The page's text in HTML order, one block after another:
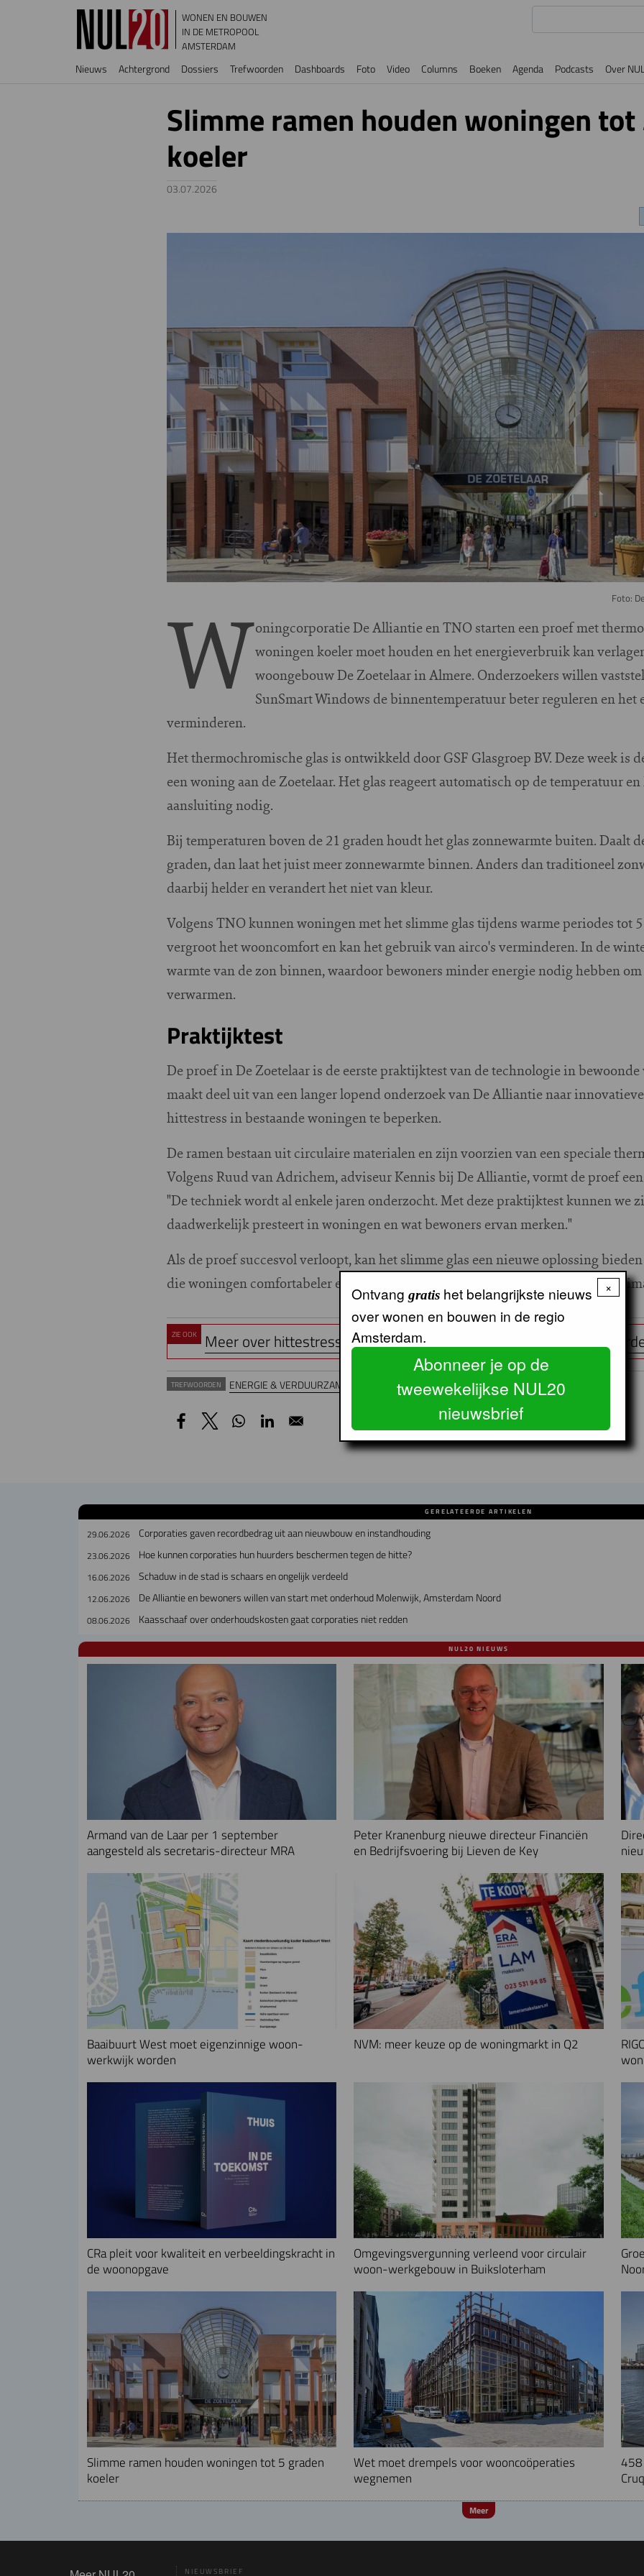
Overslaan en naar de inhoud gaan
WONEN EN BOUWEN
IN DE METROPOOL
AMSTERDAM
Hoofdnavigatie
Nieuws Achtergrond Dossiers Trefwoorden Dashboards Foto Video Columns Boeken Agenda Podcasts Over
Slimme ramen houden woningen
koeler
03.07.2026
Foto:
Woningcorporatie De Alliantie en TNO starten een proef met
woningen koeler moet houden en het energieverbruik kan
woongebouw De Zoetelaar in Almere. Onderzoekers willen
SunSmart Windows de binnentemperatuur beter reguleren en
verminderen.
Het thermochromische glas is ontwikkeld door GSF Glasgroep BV. Deze week is
een woning aan de Zoetelaar. Het glas reageert automatisch op de temperatuur
aansluiting nodig.
Bij temperaturen boven de 21 graden houdt het glas zonnewarmte buiten. Daalt
graden, dan laat het juist meer zonnewarmte binnen. Anders dan traditioneel
daarbij helder en verandert het niet van kleur.
Volgens TNO kunnen woningen met het slimme glas tijdens warme periodes tot
vergroot het wooncomfort en kan het gebruik van airco's verminderen. In de
warmte van de zon binnen, waardoor bewoners minder energie nodig hebben
verwarmen.
Praktijktest
De proef in De Zoetelaar is de eerste praktijktest van de technologie in
maakt deel uit van een langer lopend onderzoek van De Alliantie naar
hittestress in bestaande woningen te beperken.
De ramen bestaan uit circulaire materialen en zijn voorzien van een speciale
Volgens Ruud van Adrichem, adviseur Kennis bij De Alliantie, vormt de proef
"De techniek wordt al enkele jaren onderzocht. Met deze praktijktest kunnen we
daadwerkelijk presteert in woningen en wat bewoners ervan merken."
Als de proef succesvol verloopt, kan het slimme glas een nieuwe oplossing
die woningen comfortabeler en energiezuiniger willen maken in een warmer
ZIE OOK Meer over hittestress: Schaduw in de stad is schaars en ongelijk
TREFWOORDEN ENERGIE & VERDUURZAMING Duurzaamheid Energiebesparing De Alliantie
GERELATEERDE ARTIKELEN
29.06.2026 Corporaties gaven recordbedrag uit aan nieuwbouw en instandhouding
23.06.2026 Hoe kunnen corporaties hun huurders beschermen tegen de hitte?
16.06.2026 Schaduw in de stad is schaars en ongelijk verdeeld
12.06.2026 De Alliantie en bewoners willen van start met onderhoud Molenwijk, Amsterdam Noord
08.06.2026 Kaasschaaf over onderhoudskosten gaat corporaties niet redden
NUL20 NIEUWS
Armand van de Laar per 1 september
aangesteld als secretaris-directeur MRA
Peter Kranenburg nieuwe directeur Financiën
en Bedrijfsvoering bij Lieven de Key
Baaibuurt West moet eigenzinnige woon-
werkwijk worden
NVM: meer keuze op de woningmarkt in Q2
CRa pleit voor kwaliteit en verbeeldingskracht in
de woonopgave
Omgevingsvergunning verleend voor circulair
woon-werkgebouw in Buiksloterham
Slimme ramen houden woningen tot 5 graden
koeler
Wet moet drempels voor wooncoöperaties
wegnemen
Meer
NIEUWSBRIEF
×
Ontvang gratis het belangrijkste nieuws
over wonen en bouwen in de regio
Amsterdam.
Abonneer je op de
tweewekelijkse NUL20
nieuwsbrief